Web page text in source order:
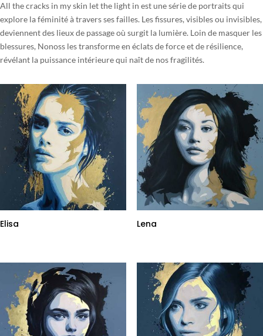
All the cracks in my skin let the light in est une série de portraits qui
explore la féminité à travers ses failles. Les fissures, visibles ou invisibles,
deviennent des lieux de passage où surgit la lumière. Loin de masquer les
blessures, Nonoss les transforme en éclats de force et de résilience,
révélant la puissance intérieure qui naît de nos fragilités.
Elisa Lena